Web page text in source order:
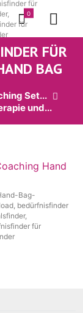
0
FÜR
BAG
Set...
und...
Hand